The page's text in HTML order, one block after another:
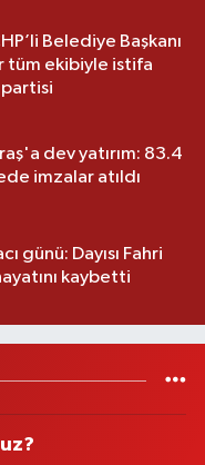
Belediye Başkanı
tüm ekibiyle istifa
dev yatırım: 83.4
imzalar atıldı
günü: Dayısı Fahri
kaybetti